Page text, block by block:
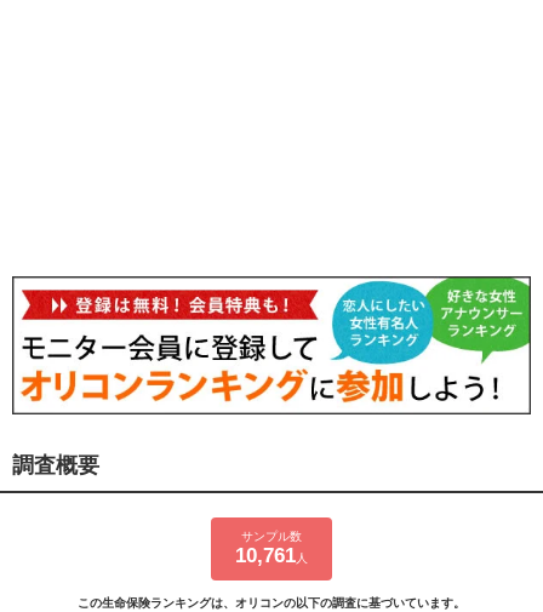
調査概要
サンプル数
10,761 人
この生命保険ランキングは、オリコンの以下の調査に基づいています。